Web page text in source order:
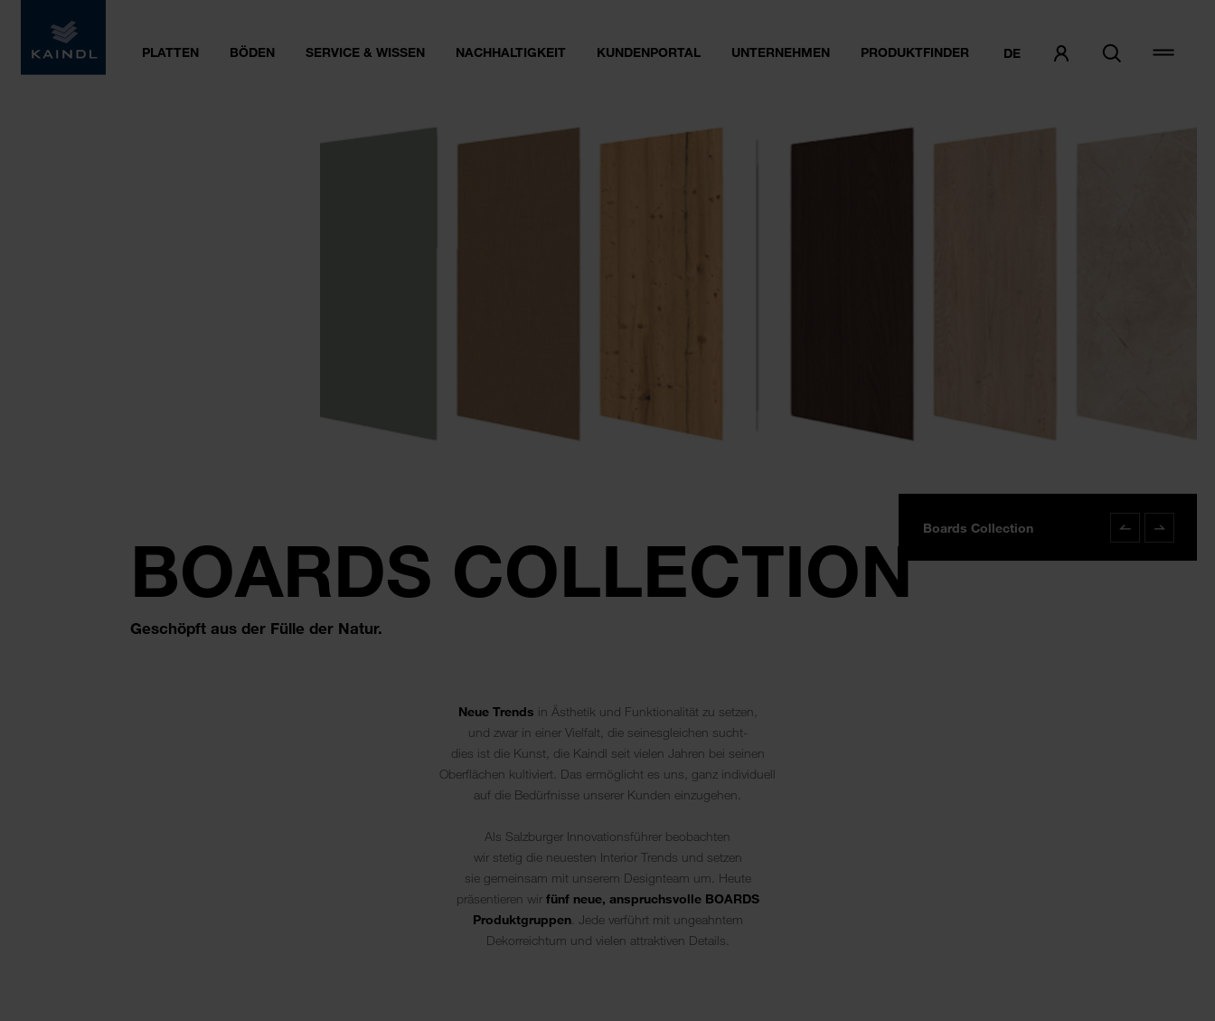
PLATTEN BÖDEN SERVICE & WISSEN NACHHALTIGKEIT KUNDENPORTAL UNTERNEHMEN PRODUKTFINDER DE
BOARDS COLLECTION
Geschöpft aus der Fülle der Natur.
Boards Collection Boards
Neue Trends in Ästhetik und Funktionalität zu setzen,
und zwar in einer Vielfalt, die seinesgleichen sucht-
dies ist die Kunst, die Kaindl seit vielen Jahren bei seinen
Oberflächen kultiviert. Das ermöglicht es uns, ganz individuell
auf die Bedürfnisse unserer Kunden einzugehen.
Als Salzburger Innovationsführer beobachten
wir stetig die neuesten Interior Trends und setzen
sie gemeinsam mit unserem Designteam um. Heute
präsentieren wir fünf neue, anspruchsvolle BOARDS
Produktgruppen. Jede verführt mit ungeahntem
Dekorreichtum und vielen attraktiven Details.